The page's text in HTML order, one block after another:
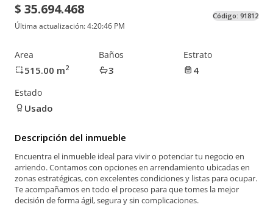
$ 35.694.468
Última actualización:4:20:46 PM
Código: 91812
Area
515.00 m2
Baños
3
Estrato
4
Estado
Usado
Descripción del inmueble
Encuentra el inmueble ideal para vivir o potenciar tu negocio en
arriendo. Contamos con opciones en arrendamiento ubicadas en
zonas estratégicas, con excelentes condiciones y listas para ocupar.
Te acompañamos en todo el proceso para que tomes la mejor
decisión de forma ágil, segura y sin complicaciones.